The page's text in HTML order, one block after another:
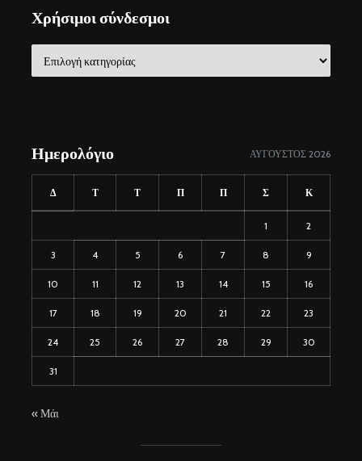
Χρήσιμοι σύνδεσμοι
σύνδεσμοι
Ημερολόγιο ΑΎΓΟΥΣΤΟΣ 2026
Δ Τ Τ Π Π Σ Κ
1 2
3 4 5 6 7 8 9
10 11 12 13 14 15 16
17 18 19 20 21 22 23
24 25 26 27 28 29 30
31
« Μάι